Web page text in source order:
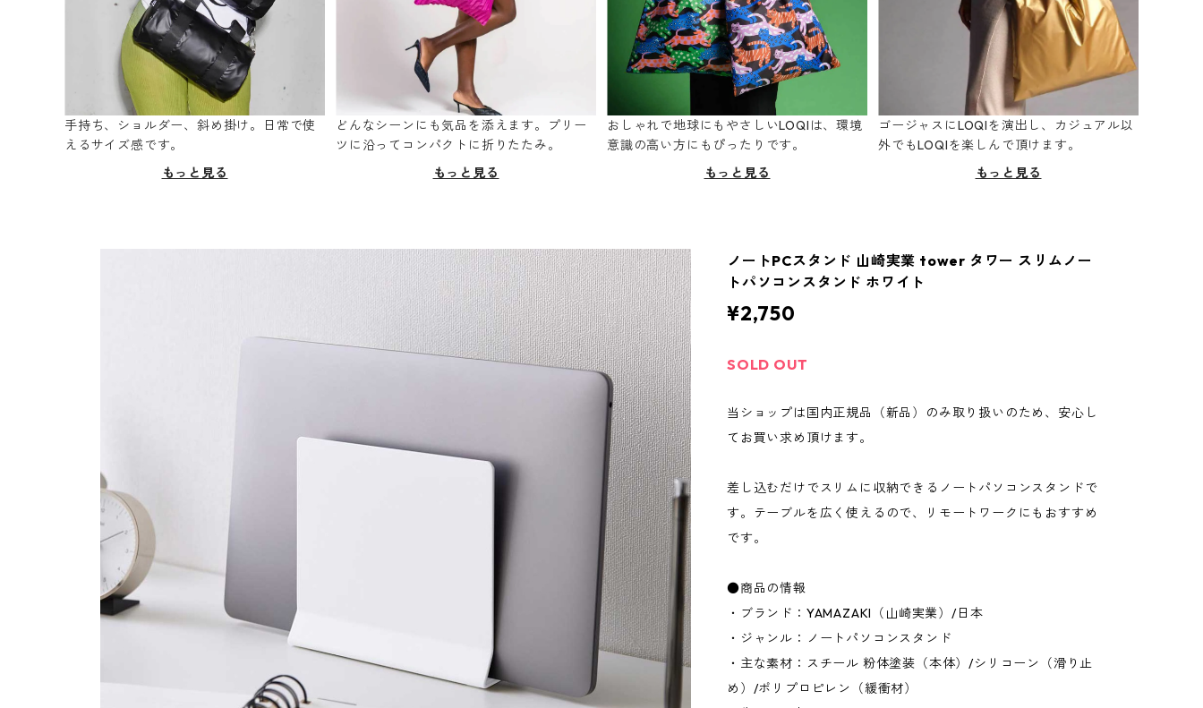
手持ち、ショルダー、斜め掛け。日常で使
えるサイズ感です。
もっと見る
どんなシーンにも気品を添えます。プリー
ツに沿ってコンパクトに折りたたみ。
もっと見る
おしゃれで地球にもやさしいLOQIは、環境
意識の高い方にもぴったりです。
もっと見る
ゴージャスにLOQIを演出し、カジュアル以
外でもLOQIを楽しんで頂けます。
もっと見る
ノートPCスタンド 山崎実業 tower タワー スリムノー
トパソコンスタンド ホワイト
¥2,750
SOLD OUT
当ショップは国内正規品（新品）のみ取り扱いのため、安心し
てお買い求め頂けます。
差し込むだけでスリムに収納できるノートパソコンスタンドで
す。テーブルを広く使えるので、リモートワークにもおすすめ
です。
●商品の情報
・ブランド：YAMAZAKI（山崎実業）/日本
・ジャンル：ノートパソコンスタンド
・主な素材：スチール 粉体塗装（本体）/シリコーン（滑り止
め）/ポリプロピレン（緩衝材）